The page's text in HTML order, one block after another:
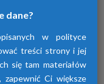
dane?
w polityce
treści strony i jej
się tam materiałów
zapewnić Ci większe